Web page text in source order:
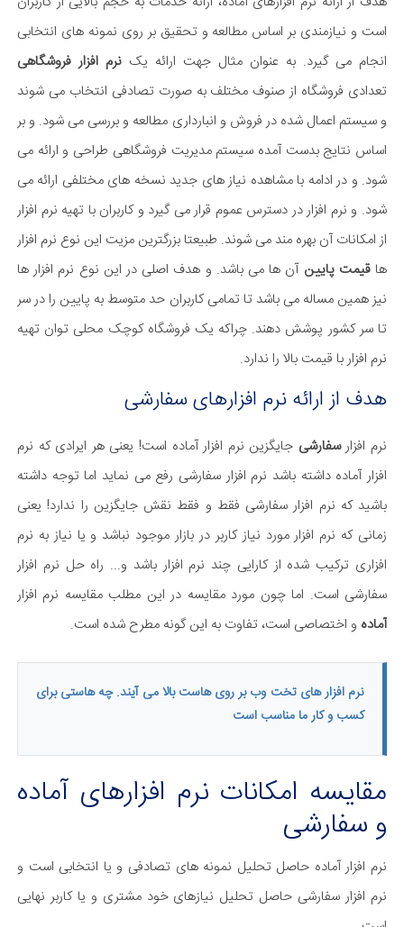
است و نیازمندی بر اساس مطالعه و تحقیق بر روی نمونه های انتخابی
انجام می گیرد. به عنوان مثال جهت ارائه یک نرم افزار فروشگاهی
تعدادی فروشگاه از صنوف مختلف به صورت تصادفی انتخاب می شوند
و سیستم اعمال شده در فروش و انبارداری مطالعه و بررسی می شود. و بر
اساس نتایج بدست آمده سیستم مدیریت فروشگاهی طراحی و ارائه می
شود. و در ادامه با مشاهده نیاز های جدید نسخه های مختلفی ارائه می
شود. و نرم افزار در دسترس عموم قرار می گیرد و کاربران با تهیه نرم افزار
از امکانات آن بهره مند می شوند. طبیعتا بزرگترین مزیت این نوع نرم افزار
هاقیمت پایین آن ها می باشد. و هدف اصلی در این نوع نرم افزار ها
نیز همین مساله می باشد تا تمامی کاربران حد متوسط به پایین را در سر
تا سر کشور پوشش دهند. چراکه یک فروشگاه کوچک محلی توان تهیه
نرم افزار با قیمت بالا را ندارد.
هدف از ارائه نرم افزارهای سفارشی​
نرم افزارسفارشی جایگزین نرم افزار آماده است! یعنی هر ایرادی که نرم
افزار آماده داشته باشد نرم افزار سفارشی رفع می نماید اما توجه داشته
باشید که نرم افزار سفارشی فقط و فقط نقش جایگزین را ندارد! یعنی
زمانی که نرم افزار مورد نیاز کاربر در بازار موجود نباشد و یا نیاز به نرم
افزاری ترکیب شده از کارایی چند نرم افزار باشد و... راه حل نرم افزار
سفارشی است. اما چون مورد مقایسه در این مطلب مقایسه نرم افزار
آماده و اختصاصی است، تفاوت به این گونه مطرح شده است.
نرم افزار های تخت وب بر روی هاست بالا می آیند. چه هاستی برای
کسب و کار ما مناسب است
مقایسه امکانات نرم افزارهای آماده
و ​سفارشی​
نرم افزار آماده حاصل تحلیل نمونه های تصادفی و یا انتخابی است و
نرم افزار سفارشی حاصل تحلیل نیازهای خود مشتری و یا کاربر نهایی